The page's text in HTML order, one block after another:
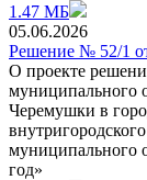
1.47 МБ
05.06.2026
Решение № 52/1
О проекте
муниципального
Черемушки в
муниципального
год»